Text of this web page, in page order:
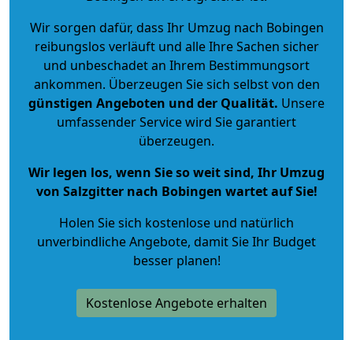
Wir sorgen dafür, dass Ihr Umzug nach Bobingen
reibungslos verläuft und alle Ihre Sachen sicher
und unbeschadet an Ihrem Bestimmungsort
ankommen. Überzeugen Sie sich selbst von den
günstigen Angeboten und der Qualität. Unsere
umfassender Service wird Sie garantiert
überzeugen.
Wir legen los, wenn Sie so weit sind, Ihr Umzug
von Salzgitter nach Bobingen wartet auf Sie!
Holen Sie sich kostenlose und natürlich
unverbindliche Angebote, damit Sie Ihr Budget
besser planen!
Kostenlose Angebote erhalten